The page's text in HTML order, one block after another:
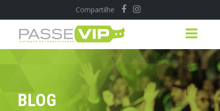
Compartilhe
BLOG